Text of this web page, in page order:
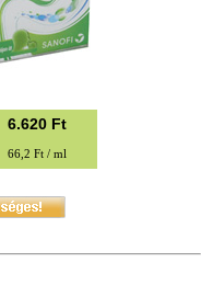
6.620Ft
66,2 Ft / ml